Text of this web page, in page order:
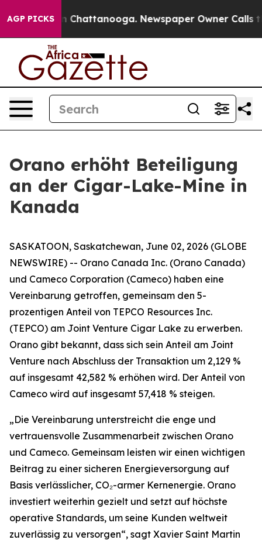
AGP PICKS
Chaos in Chattanooga. Newspaper Owner Calls
Orano erhöht Beteiligung
an der Cigar-Lake-Mine in
Kanada
SASKATOON, Saskatchewan, June 02, 2026 (GLOBE
NEWSWIRE) -- Orano Canada Inc. (Orano Canada)
und Cameco Corporation (Cameco) haben eine
Vereinbarung getroffen, gemeinsam den 5-
prozentigen Anteil von TEPCO Resources Inc.
(TEPCO) am Joint Venture Cigar Lake zu erwerben.
Orano gibt bekannt, dass sich sein Anteil am Joint
Venture nach Abschluss der Transaktion um 2,129 %
auf insgesamt 42,582 % erhöhen wird. Der Anteil von
Cameco wird auf insgesamt 57,418 % steigen.
„Die Vereinbarung unterstreicht die enge und
vertrauensvolle Zusammenarbeit zwischen Orano
und Cameco. Gemeinsam leisten wir einen wichtigen
Beitrag zu einer sicheren Energieversorgung auf
Basis verlässlicher, CO₂-armer Kernenergie. Orano
investiert weiterhin gezielt und setzt auf höchste
operative Standards, um seine Kunden weltweit
zuverlässig zu versorgen“, sagt Xavier Saint Martin